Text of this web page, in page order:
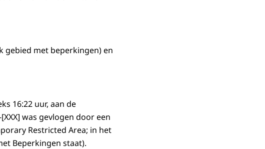
gebied met beperkingen) en
16:22 uur, aan de
was gevlogen door een
Restricted Area; in het
Beperkingen staat).